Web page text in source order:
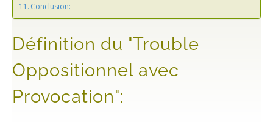
Conclusion:
Définition du "Trouble
Oppositionnel avec
Provocation":